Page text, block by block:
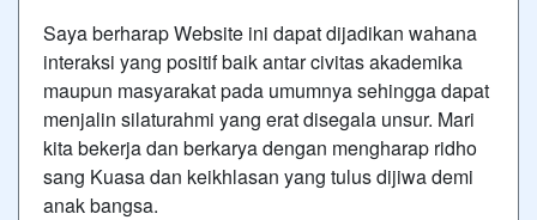
Saya berharap Website ini dapat dijadikan wahana
interaksi yang positif baik antar civitas akademika
maupun masyarakat pada umumnya sehingga dapat
menjalin silaturahmi yang erat disegala unsur. Mari
kita bekerja dan berkarya dengan mengharap ridho
sang Kuasa dan keikhlasan yang tulus dijiwa demi
anak bangsa.